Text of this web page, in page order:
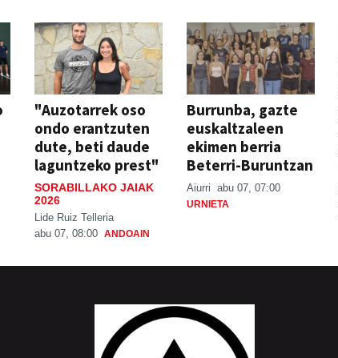
"Auzotarrek oso
ondo erantzuten
dute, beti daude
laguntzeko prest"
SORABILLAKO JAIAK
2026
Lide Ruiz Telleria
abu 07, 08:00 ANDOAIN
Burrunba, gazte
euskaltzaleen
ekimen berria
Beterri-Buruntzan
Aiurri abu 07, 07:00
URNIETA